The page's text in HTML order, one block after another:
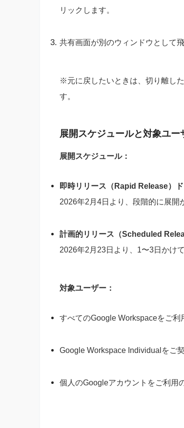
リックします。
共有画面が別のウィンドウとして
※元に戻したいときは、切り離し
す。
展開スケジュールと対象ユー
展開スケジュール：
即時リリース（Rapid Release）ド
2026年2月4日より、段階的に展開
計画的リリース（Scheduled
2026年2月23日より、1〜3日かけ
対象ユーザー：
すべてのGoogle Workspaceをご利
Google Workspace Individualをご
個人のGoogleアカウントをご利用